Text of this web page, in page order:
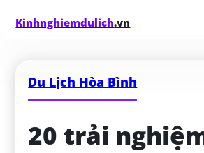
Kinhnghiemdulich.vn
Du Lịch Hòa Bình
20 trải